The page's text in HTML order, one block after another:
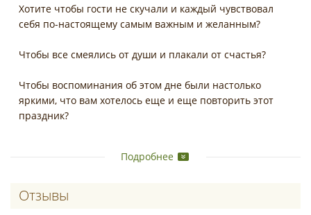
Хотите чтобы гости не скучали и каждый чувствовал
себя по-настоящему самым важным и желанным?
Чтобы все смеялись от души и плакали от счастья?
Чтобы воспоминания об этом дне были настолько
яркими, что вам хотелось еще и еще повторить этот
праздник?
На первой встрече вручаю молодоженам подробный
подготовка к свадьбе включает в себя изучение
Подробнее
Отзывы о Роман Арестов